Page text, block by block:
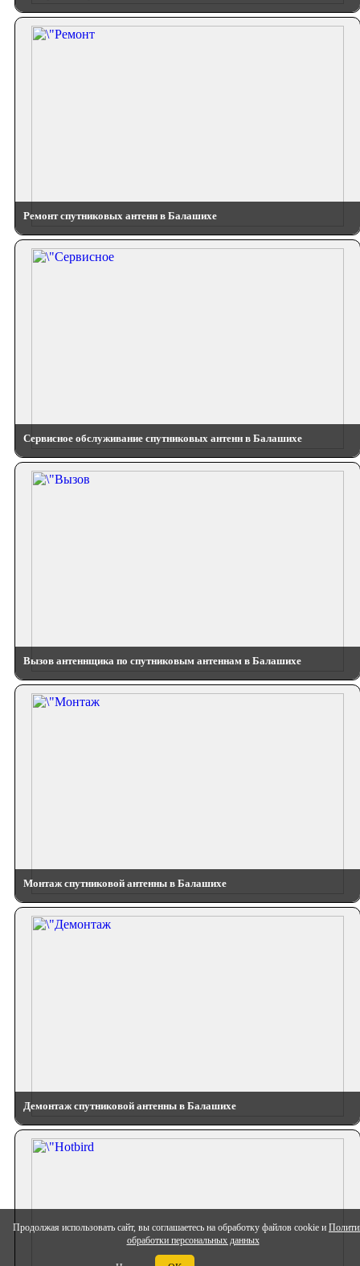
Продолжая использовать сайт, вы соглашаетесь на обработку файлов cookie и
обработки персональных данных
Ремонт спутниковых антенн в Балашихе
Сервисное обслуживание спутниковых антенн в Балашихе
Вызов антеннщика по спутниковым антеннам в Балашихе
Монтаж спутниковой антенны в Балашихе
Демонтаж спутниковой антенны в Балашихе